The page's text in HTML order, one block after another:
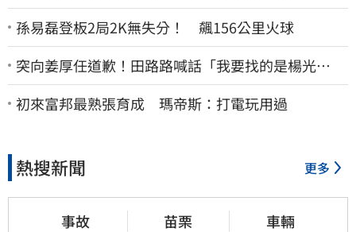
孫易磊登板2局2K無失分！ 飆156公里火球
突向姜厚任道歉！田路路喊話「我要找的是楊光
友」：當時太衝動
初來富邦最熟張育成 瑪帝斯：打電玩用過
熱搜新聞 更多
事故 苗栗 車輛